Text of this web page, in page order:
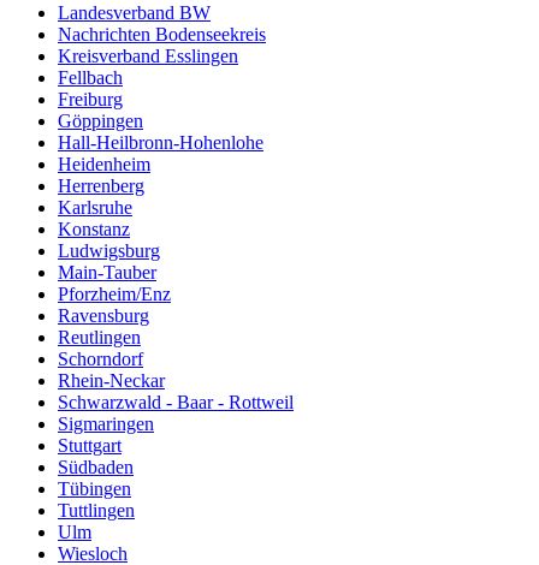
Landesverband BW
Nachrichten Bodenseekreis
Kreisverband Esslingen
Fellbach
Freiburg
Göppingen
Hall-Heilbronn-Hohenlohe
Heidenheim
Herrenberg
Karlsruhe
Konstanz
Ludwigsburg
Main-Tauber
Pforzheim/Enz
Ravensburg
Reutlingen
Schorndorf
Rhein-Neckar
Schwarzwald - Baar - Rottweil
Sigmaringen
Stuttgart
Südbaden
Tübingen
Tuttlingen
Ulm
Wiesloch